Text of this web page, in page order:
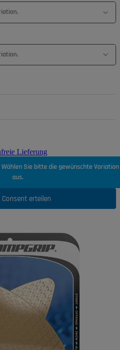
Lieferung
Sie bitte die gewünschte Variation
aus.
Consent erteilen